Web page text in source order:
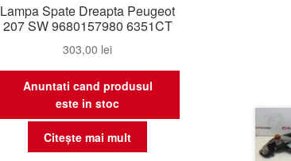
Lampa Spate Dreapta Peugeot
207 SW 9680157980 6351CT
303,00 lei
Anuntati cand produsul
este in stoc
Citește mai mult